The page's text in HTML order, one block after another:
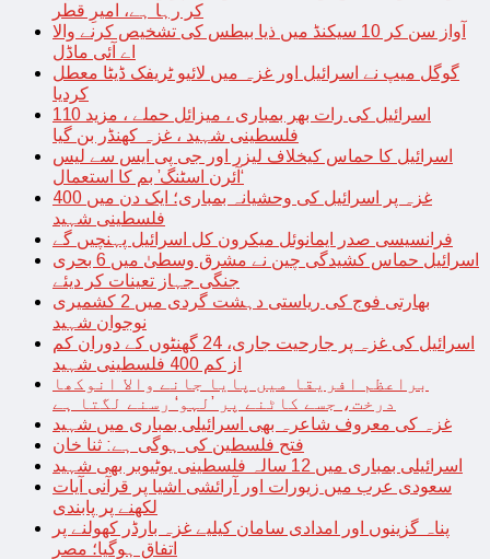
کر رہا ہے، امیرِ قطر
آواز سن کر 10 سیکنڈ میں ذیا بیطس کی تشخیص کرنے والا
اے آئی ماڈل
گوگل میپ نے اسرائیل اور غزہ میں لائیو ٹریفک ڈیٹا معطل
کردیا
اسرائیل کی رات بھر بمباری ، میزائل حملے ، مزید 110
فلسطینی شہید ، غزہ کھنڈر بن گیا
اسرائیل کا حماس کیخلاف لیزر اور جی پی ایس سے لیس
‘آئرن اسٹنگ’ بم کا استعمال
غزہ پر اسرائیل کی وحشیانہ بمباری؛ ایک دن میں 400
فلسطینی شہید
فرانسیسی صدر ایمانوئل میکرون کل اسرائیل پہنچیں گے
اسرائیل حماس کشیدگی چین نے مشرق وسطیٰ میں 6 بحری
جنگی جہاز تعینات کر دیئے
بھارتی فوج کی ریاستی دہشت گردی میں 2 کشمیری
نوجوان شہید
اسرائیل کی غزہ پر جارحیت جاری، 24 گھنٹوں کے دوران کم
از کم 400 فلسطینی شہید
براعظم افریقا میں پایا جانے والا انوکھا
درخت، جسے کاٹنے پر ’لہو‘ رسنے لگتا ہے
غزہ کی معروف شاعرہ بھی اسرائیلی بمباری میں شہید
فتح فلسطین کی ہوگی ہے: ثنا خان
اسرائیلی بمباری میں 12 سالہ فلسطینی یوٹیوبر بھی شہید
سعودی عرب میں زیورات اور آرائشی اشیا پر قرآنی آیات
لکھنے پر پابندی
پناہ گزینوں اور امدادی سامان کیلیے غزہ بارڈر کھولنے پر
اتفاق ہوگیا؛ مصر